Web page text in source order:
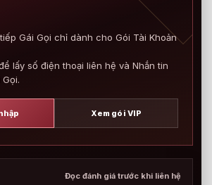
Gái Gọi chỉ dành cho Gói Tài Khoản
lấy số điện thoại liên hệ và Nhắn tin
Xem gói VIP
Đọc đánh giá trước khi liên hệ